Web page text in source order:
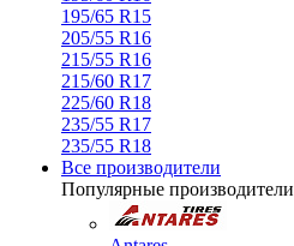
195/65 R15
205/55 R16
215/55 R16
215/60 R17
225/60 R18
235/55 R17
235/55 R18
Все производители
Популярные производители